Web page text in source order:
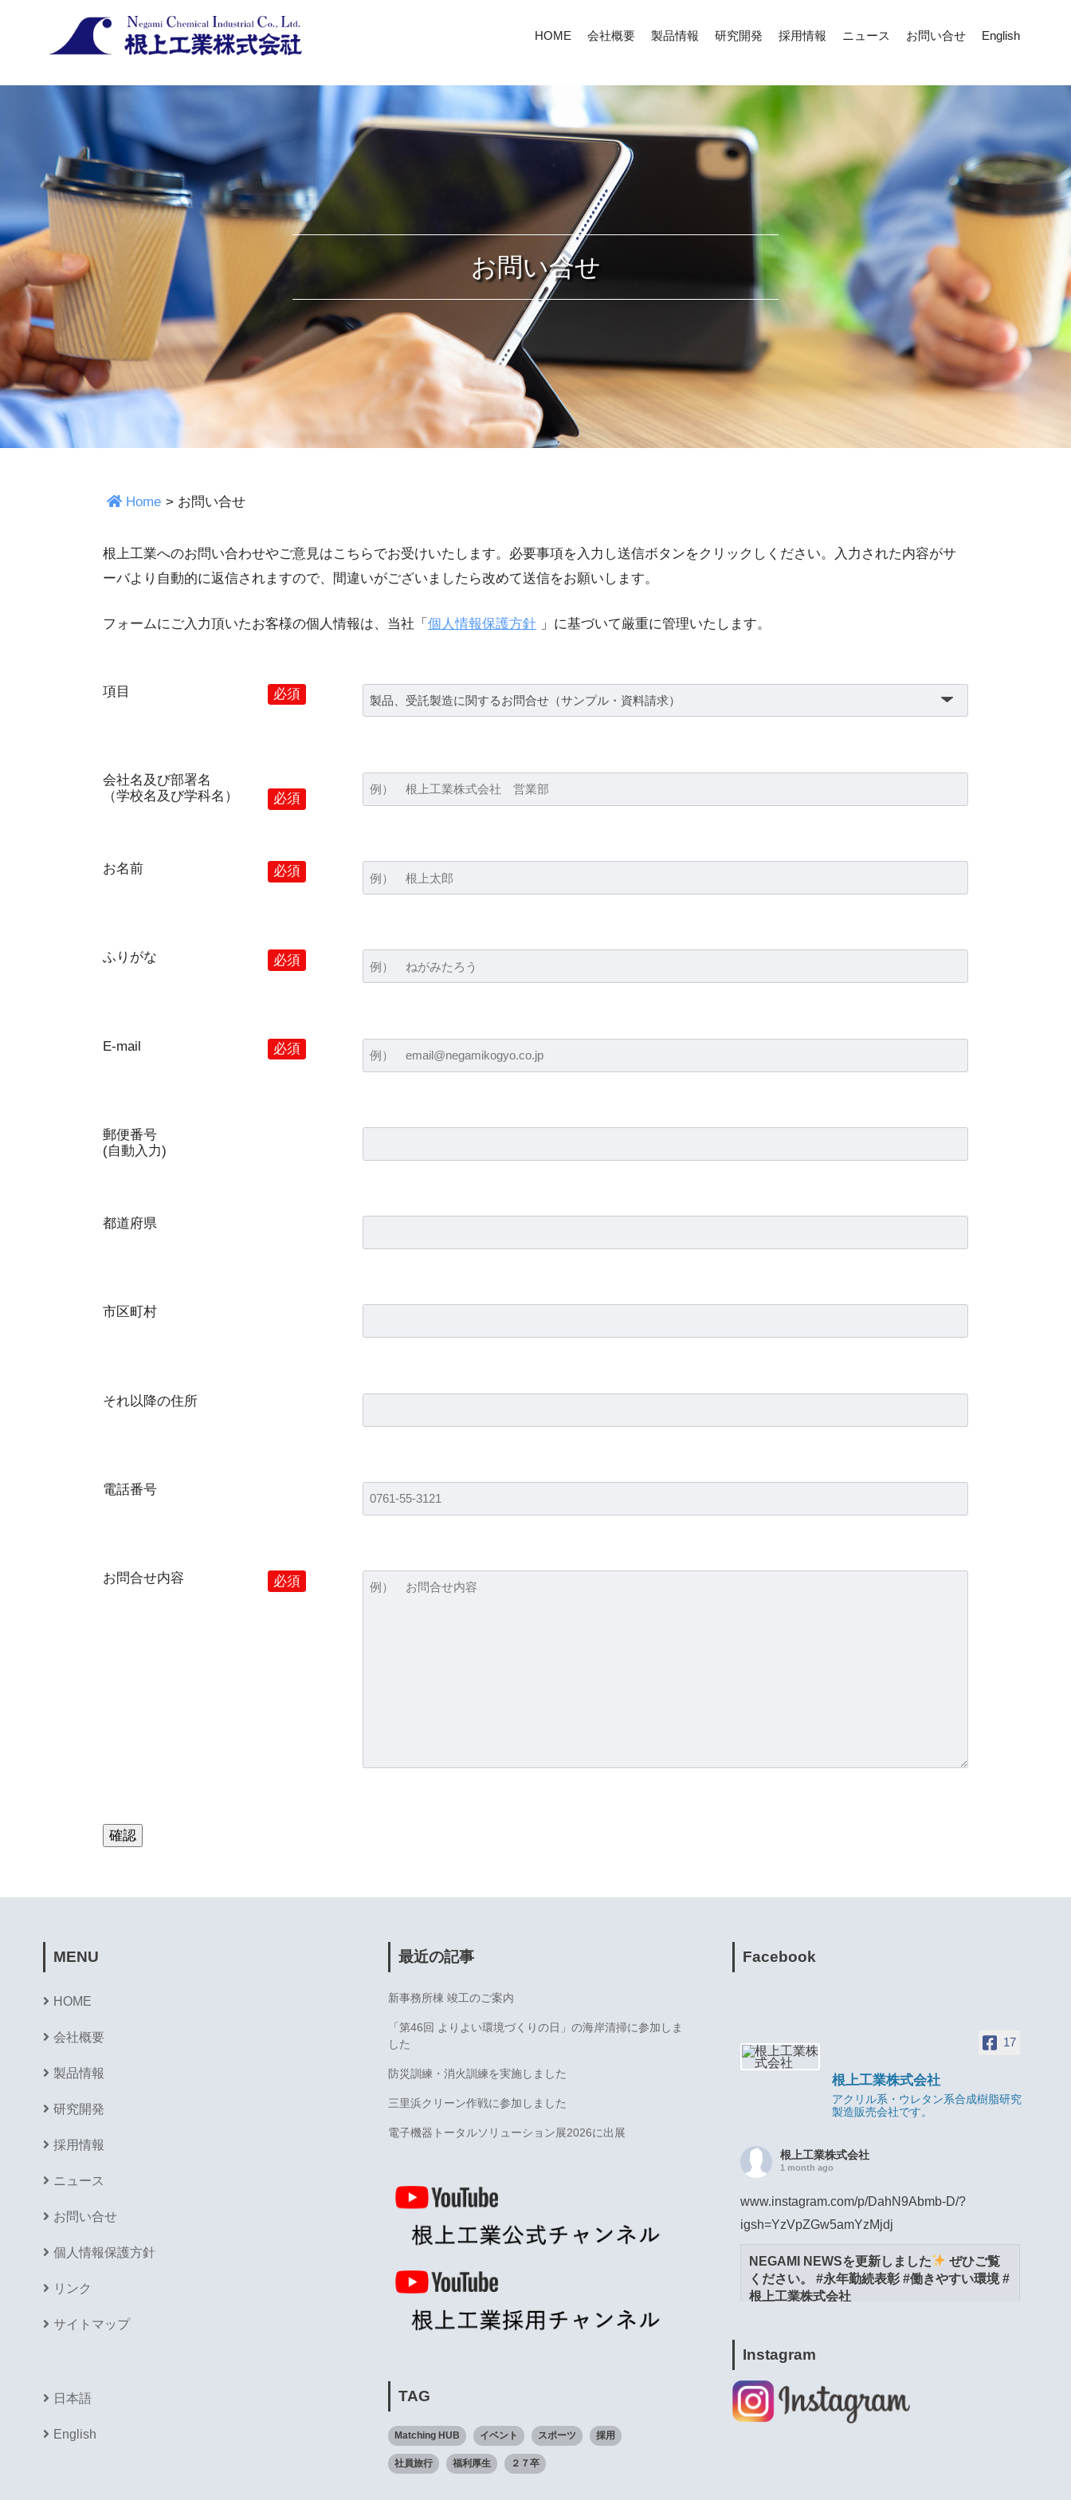
HOME 会社概要 製品情報 研究開発 採用情報 ニュース お問い合せ English
お問い合せ
Home > お問い合せ
根上工業へのお問い合わせやご意見はこちらでお受けいたします。必要事項を入力し送信ボタンをクリックしください。入力された内容がサ
ーバより自動的に返信されますので、間違いがございましたら改めて送信をお願いします。
フォームにご入力頂いたお客様の個人情報は、当社「個人情報保護方針 」に基づいて厳重に管理いたします。
項目 必須
会社名及び部署名
（学校名及び学科名）
必須
お名前 必須
ふりがな 必須
E-mail 必須
郵便番号
(自動入力)
都道府県
市区町村
それ以降の住所
電話番号
お問合せ内容 必須
MENU
HOME
会社概要
製品情報
研究開発
採用情報
ニュース
お問い合せ
個人情報保護方針
リンク
サイトマップ
日本語
English
最近の記事
新事務所棟 竣工のご案内
「第46回 よりよい環境づくりの日」の海岸清掃に参加しま
した
防災訓練・消火訓練を実施しました
三里浜クリーン作戦に参加しました
電子機器トータルソリューション展2026に出展
TAG
Matching HUB イベント スポーツ 採用
社員旅行 福利厚生 ２７卒
Facebook
17
根上工業株式会社
アクリル系・ウレタン系合成樹脂研究
製造販売会社です。
根上工業株式会社
1 month ago
www.instagram.com/p/DahN9Abmb-D/?
igsh=YzVpZGw5amYzMjdj
NEGAMI NEWSを更新しました
ぜひご覧
ください。 #永年勤続表彰 #働きやすい環境 #
根上工業株式会社
根上工業株式会社
1 month ago
Instagram